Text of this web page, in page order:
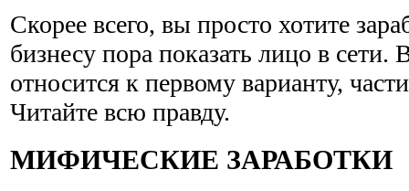
Скорее всего, вы просто хотите
бизнесу пора показать лицо в сети.
относится к первому варианту,
Читайте всю правду.
МИФИЧЕСКИЕ ЗАРАБОТКИ